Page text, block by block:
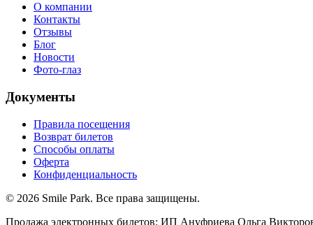
О компании
Контакты
Отзывы
Блог
Новости
Фото-глаз
Документы
Правила посещения
Возврат билетов
Способы оплаты
Оферта
Конфиденциальность
© 2026 Smile Park. Все права защищены.
Продажа электронных билетов: ИП Ануфриева Ольга